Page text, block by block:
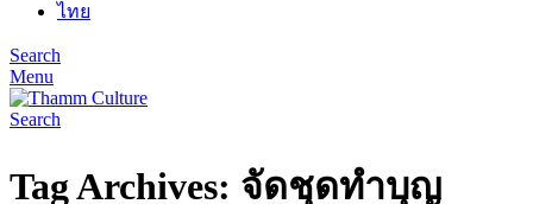
ไทย
Search
Menu
Search
Tag Archives: จัดชุดทำบุญ